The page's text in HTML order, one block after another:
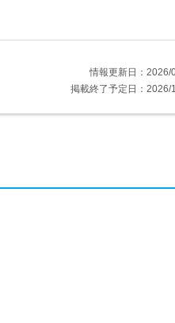
情報更新日：2026/
掲載終了予定日：2026/